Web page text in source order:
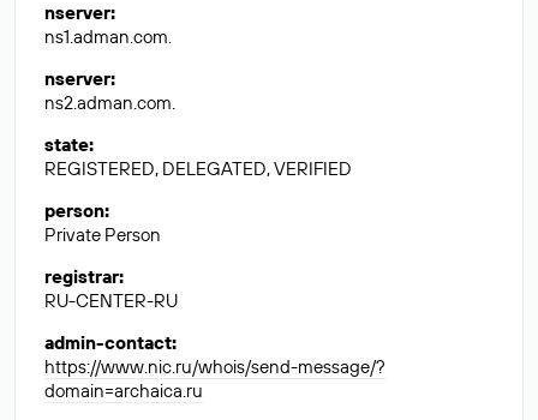
nserver:
ns1.adman.com.
nserver:
ns2.adman.com.
state:
REGISTERED, DELEGATED, VERIFIED
person:
Private Person
registrar:
RU-CENTER-RU
admin-contact:
https://www.nic.ru/whois/send-message/?
domain=archaica.ru